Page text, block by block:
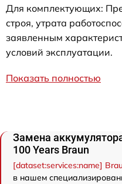
Для комплектующих:
строя, утрата
заявленным
условий эксплуатации.
Показать полностью
Замена
100 Years Braun
[dataset:services:name]
в нашем